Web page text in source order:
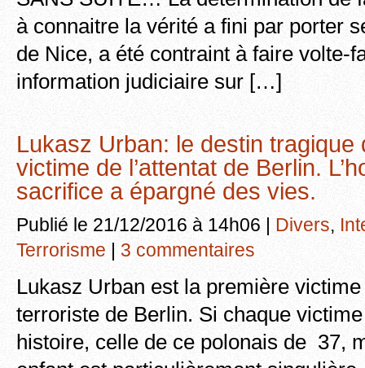
à connaitre la vérité a fini par porter
de Nice, a été contraint à faire volte-
information judiciaire sur […]
Lukasz Urban: le destin tragique
victime de l’attentat de Berlin.
sacrifice a épargné des vies.
Publié le 21/12/2016 à 14h06 | Divers,
Terrorisme | 3 commentaires
Lukasz Urban est la première
terroriste de Berlin. Si chaque victime
histoire, celle de ce polonais de 37,